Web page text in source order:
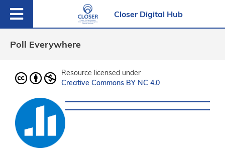
Closer Digital Hub
Poll Everywhere
Resource licensed under
Creative Commons BY NC 4.0